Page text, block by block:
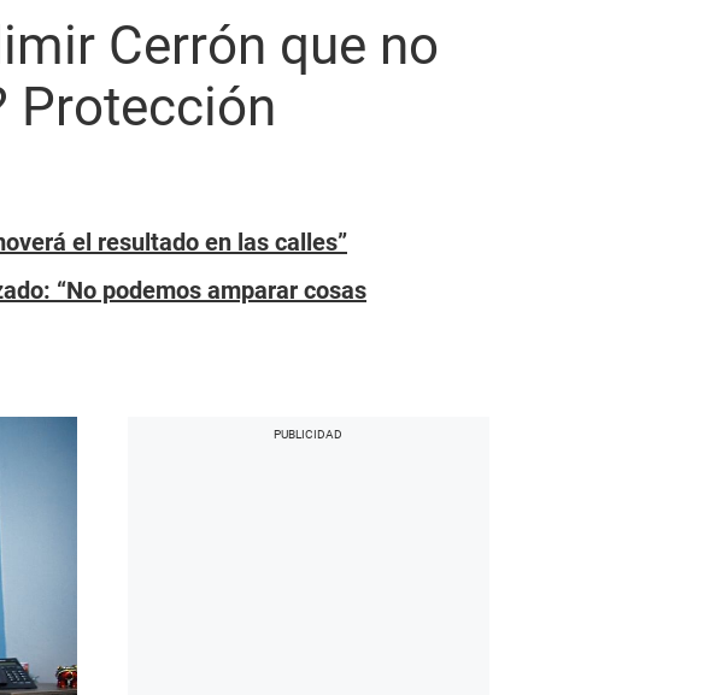
Cerrón que no
Protección
el resultado en las calles”
“No podemos amparar cosas